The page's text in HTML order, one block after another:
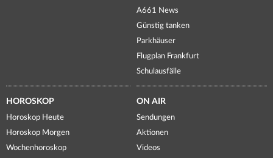
A661 News
Günstig tanken
Parkhäuser
Flugplan Frankfurt
Schulausfälle
HOROSKOP
Horoskop Heute
Horoskop Morgen
Wochenhoroskop
ON AIR
Sendungen
Aktionen
Videos